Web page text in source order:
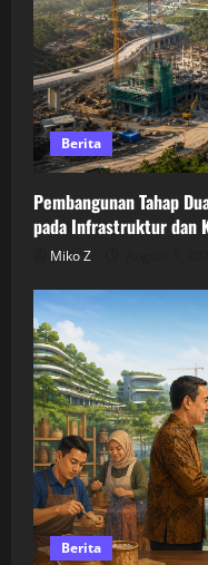
Berita
Pembangunan Tahap
pada Infrastruktur dan
Miko Z
Berita